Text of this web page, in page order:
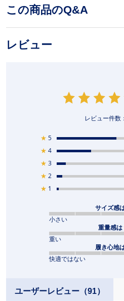
この商品のQ&A
レビュー
レビュー件数：
★ 5
★ 4
★ 3
★ 2
★ 1
サイズ感
小さい
重量感は
重い
履き心地
快適ではない
ユーザーレビュー（91）